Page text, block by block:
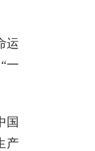
运
一
国
产